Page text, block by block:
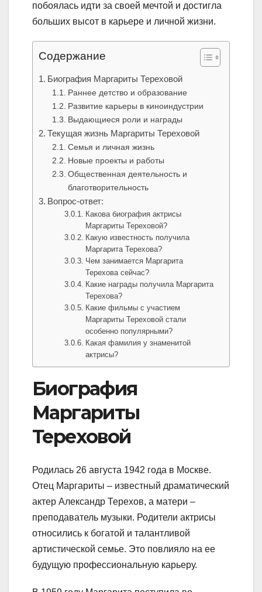
побоялась идти за своей мечтой и достигла
больших высот в карьере и личной жизни.
Содержание
Биография Маргариты Тереховой
Раннее детство и образование
Развитие карьеры в киноиндустрии
Выдающиеся роли и награды
Текущая жизнь Маргариты Тереховой
Семья и личная жизнь
Новые проекты и работы
Общественная деятельность и
благотворительность
Вопрос-ответ:
Какова биография актрисы
Маргариты Тереховой?
Какую известность получила
Маргарита Терехова?
Чем занимается Маргарита
Терехова сейчас?
Какие награды получила Маргарита
Терехова?
Какие фильмы с участием
Маргариты Тереховой стали
особенно популярными?
Какая фамилия у знаменитой
актрисы?
Биография
Маргариты
Тереховой
Родилась 26 августа 1942 года в Москве.
Отец Маргариты – известный драматический
актер Александр Терехов, а матери –
преподаватель музыки. Родители актрисы
относились к богатой и талантливой
артистической семье. Это повлияло на ее
будущую профессиональную карьеру.